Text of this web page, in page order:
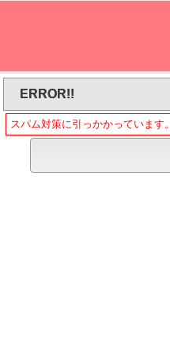
ERROR!!
スパム対策に引っかかっています。